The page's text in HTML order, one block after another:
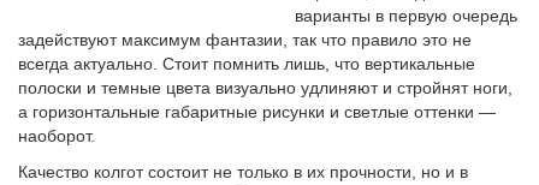
варианты в первую очередь
задействуют максимум фантазии, так что правило это не
всегда актуально. Стоит помнить лишь, что вертикальные
полоски и темные цвета визуально удлиняют и стройнят ноги,
а горизонтальные габаритные рисунки и светлые оттенки —
наоборот.
Качество колгот состоит не только в их прочности, но и в